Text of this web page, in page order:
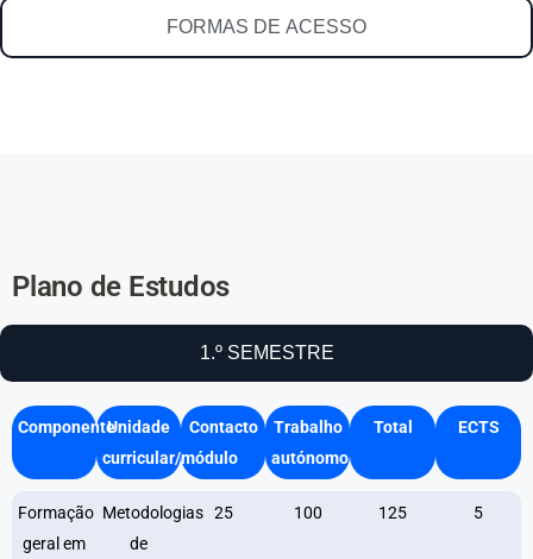
FORMAS DE ACESSO
Plano de Estudos
1.º SEMESTRE
ComponenteUnidade
curricular/módulo
Contacto
Trabalho
autónomo
Total ECTS
Formação
geral em
Metodologias
de
25 100 125 5